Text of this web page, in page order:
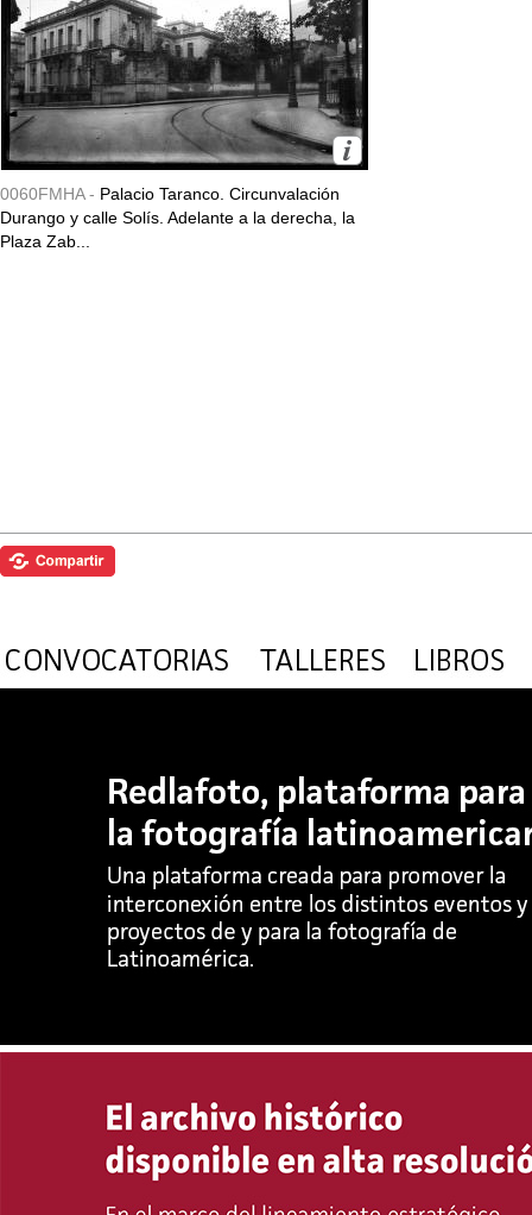
0060FMHA - Palacio Taranco. Circunvalación
Durango y calle Solís. Adelante a la derecha, la
Plaza Zab...